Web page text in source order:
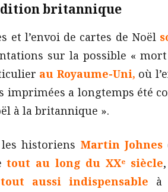
britannique
et l’envoi de cartes de Noël
sur la possible «
au Royaume-Uni, où
imprimées a longtemps été
à la britannique ».
historiens Martin Johnes
tout au long du XXᵉ siècle
aussi indispensable à